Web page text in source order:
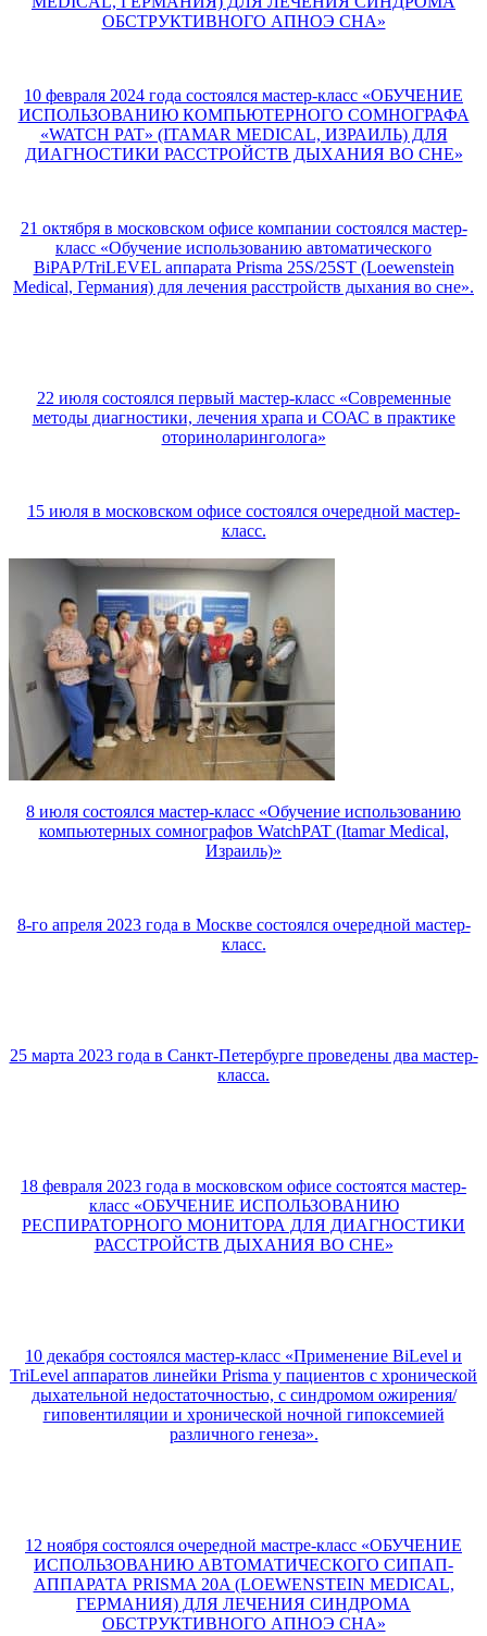
ОБСТРУКТИВНОГО АПНОЭ СНА»
10 февраля 2024 года состоялся мастер-класс «ОБУЧЕНИЕ
ИСПОЛЬЗОВАНИЮ КОМПЬЮТЕРНОГО СОМНОГРАФА
«WATCH PAT» (ITAMAR MEDICAL, ИЗРАИЛЬ) ДЛЯ
ДИАГНОСТИКИ РАССТРОЙСТВ ДЫХАНИЯ ВО СНЕ»
21 октября в московском офисе компании состоялся мастер-
класс «Обучение использованию автоматического
BiPAP/TriLEVEL аппарата Prisma 25S/25ST (Loewenstein
Medical, Германия) для лечения расстройств дыхания во сне».
22 июля состоялся первый мастер-класс «Современные
методы диагностики, лечения храпа и СОАС в практике
оториноларинголога»
15 июля в московском офисе состоялся очередной мастер-
класс.
8 июля состоялся мастер-класс «Обучение использованию
компьютерных сомнографов WatchPAT (Itamar Medical,
Израиль)»
8-го апреля 2023 года в Москве состоялся очередной мастер-
класс.
25 марта 2023 года в Санкт-Петербурге проведены два мастер-
класса.
18 февраля 2023 года в московском офисе состоятся мастер-
класс «ОБУЧЕНИЕ ИСПОЛЬЗОВАНИЮ
РЕСПИРАТОРНОГО МОНИТОРА ДЛЯ ДИАГНОСТИКИ
РАССТРОЙСТВ ДЫХАНИЯ ВО СНЕ»
10 декабря состоялся мастер-класс «Применение BiLevel и
TriLevel аппаратов линейки Prisma у пациентов с хронической
дыхательной недостаточностью, с синдромом ожирения/
гиповентиляции и хронической ночной гипоксемией
различного генеза».
12 ноября состоялся очередной мастре-класс «ОБУЧЕНИЕ
ИСПОЛЬЗОВАНИЮ АВТОМАТИЧЕСКОГО СИПАП-
АППАРАТА PRISMA 20A (LOEWENSTEIN MEDICAL,
ГЕРМАНИЯ) ДЛЯ ЛЕЧЕНИЯ СИНДРОМА
ОБСТРУКТИВНОГО АПНОЭ СНА»